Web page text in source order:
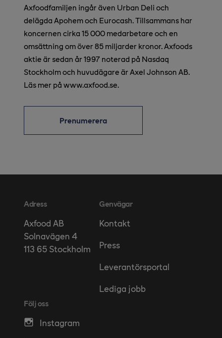
Axfoodfamiljen ingår även Urban Deli och
delägda Apohem och Eurocash. Tillsammans har
koncernen cirka 15 000 medarbetare och en
omsättning om över 85 miljarder kronor. Axfoods
aktie är sedan år 1997 noterad på Nasdaq
Stockholm och huvudägare är Axel Johnson AB.
Läs mer på www.axfood.se.
Prenumerera
Adress
Axfood AB
Solnavägen 4
113 65 Stockholm
Genvägar
Kontakt
Press
Leverantörsportal
Lediga jobb
Följ oss
Instagram